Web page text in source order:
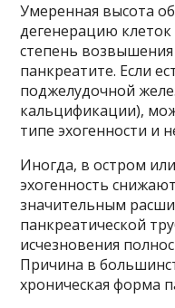
Умеренная высота
дегенерацию
степень
панкреатите. Если
поджелудочной
кальцификации),
типе эхогенности и
Иногда, в остром
эхогенность
значительным
панкреатической
исчезновения
Причина в
хроническая форма